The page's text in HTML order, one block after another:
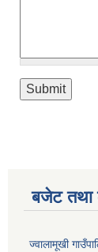
बजेट तथा
ज्वालामूखी